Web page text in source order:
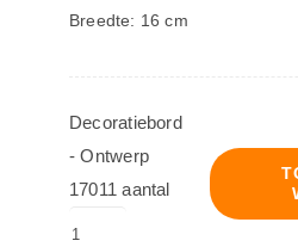
Breedte: 16 cm
Decoratiebord
- Ontwerp
17011 aantal